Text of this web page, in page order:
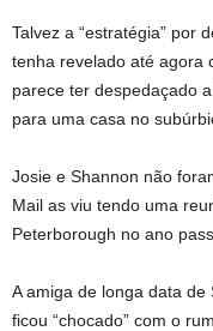
Talvez a “estratégia” por
tenha revelado até agora
parece ter despedaçado
para uma casa no
Josie e Shannon não
Mail as viu tendo uma
Peterborough no ano
A amiga de longa data
ficou “chocado” com o